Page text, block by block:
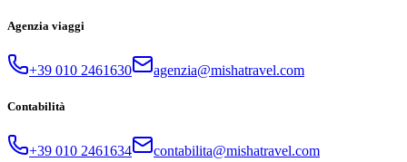
Agenzia viaggi
+39 010 2461630 agenzia@mishatravel.com
Contabilità
+39 010 2461634 contabilita@mishatravel.com